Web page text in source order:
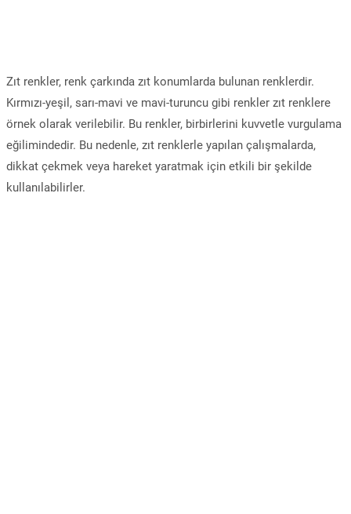
Zıt renkler, renk çarkında zıt konumlarda bulunan renklerdir.
Kırmızı-yeşil, sarı-mavi ve mavi-turuncu gibi renkler zıt renklere
örnek olarak verilebilir. Bu renkler, birbirlerini kuvvetle vurgulama
eğilimindedir. Bu nedenle, zıt renklerle yapılan çalışmalarda,
dikkat çekmek veya hareket yaratmak için etkili bir şekilde
kullanılabilirler.